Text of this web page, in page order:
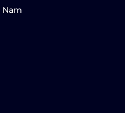
Nam